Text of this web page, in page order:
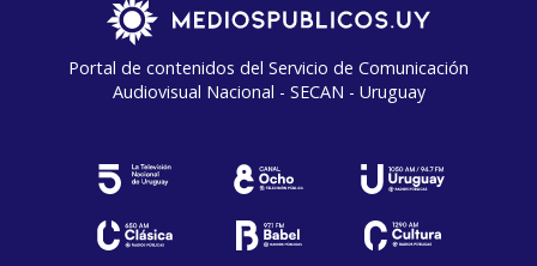
Portal de contenidos del Servicio de Comunicación
Audiovisual Nacional - SECAN - Uruguay